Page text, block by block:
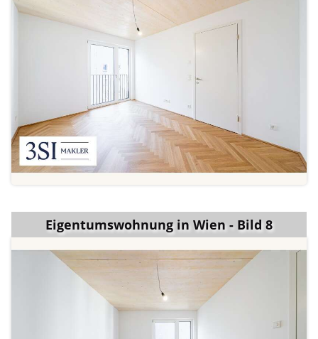
Eigentumswohnung in Wien - Bild 8